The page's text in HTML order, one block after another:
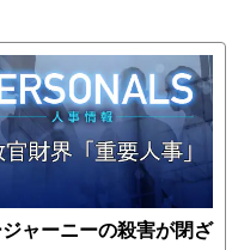
ャーニーの殺害が閉ざ